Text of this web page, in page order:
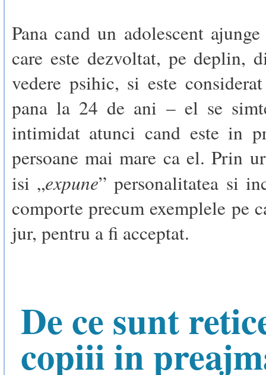
Pana cand un adolescent
care este dezvoltat, pe deplin,
vedere psihic, si este
pana la 24 de ani – el se
intimidat atunci cand este in
persoane mai mare ca el. Prin
isi „expune” personalitatea si
comporte precum exemplele pe
jur, pentru a fi acceptat.
De ce sunt
copiii in